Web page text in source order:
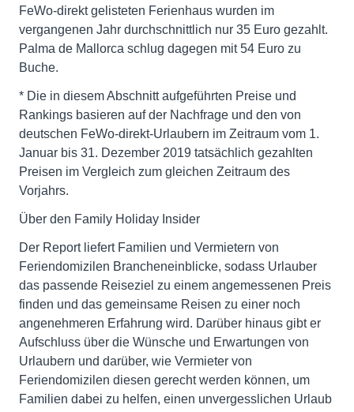
FeWo-direkt gelisteten Ferienhaus wurden im
vergangenen Jahr durchschnittlich nur 35 Euro gezahlt.
Palma de Mallorca schlug dagegen mit 54 Euro zu
Buche.
* Die in diesem Abschnitt aufgeführten Preise und
Rankings basieren auf der Nachfrage und den von
deutschen FeWo-direkt-Urlaubern im Zeitraum vom 1.
Januar bis 31. Dezember 2019 tatsächlich gezahlten
Preisen im Vergleich zum gleichen Zeitraum des
Vorjahrs.
Über den Family Holiday Insider
Der Report liefert Familien und Vermietern von
Feriendomizilen Brancheneinblicke, sodass Urlauber
das passende Reiseziel zu einem angemessenen Preis
finden und das gemeinsame Reisen zu einer noch
angenehmeren Erfahrung wird. Darüber hinaus gibt er
Aufschluss über die Wünsche und Erwartungen von
Urlaubern und darüber, wie Vermieter von
Feriendomizilen diesen gerecht werden können, um
Familien dabei zu helfen, einen unvergesslichen Urlaub